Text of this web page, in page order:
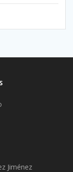
Jiménez